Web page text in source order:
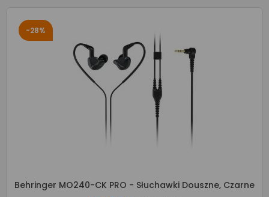
-28%
Behringer MO240-CK PRO - Słuchawki Douszne, Czarne